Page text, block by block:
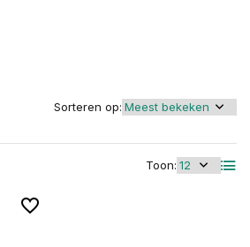
Toon:
Sorteren op: